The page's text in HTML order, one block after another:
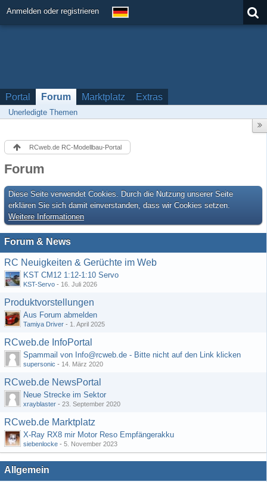
Anmelden oder registrieren
Portal Forum Marktplatz Extras
Unerledigte Themen
RCweb.de RC-Modellbau-Portal
Forum
Diese Seite verwendet Cookies. Durch die Nutzung unserer Seite
erklären Sie sich damit einverstanden, dass wir Cookies setzen.
Weitere Informationen
Forum & News
RC Neuigkeiten & Gerüchte im Web
KST CM12 1:12-1:10 Servo
KST-Servo - 16. Juli 2026
Produktvorstellungen
Aus Forum abmelden
Tamiya Driver - 1. April 2025
RCweb.de InfoPortal
Spammail von Info@rcweb.de - Bitte nicht auf den Link klicken
supersonic - 14. März 2020
RCweb.de NewsPortal
Neue Strecke im Sektor
xrayblaster - 23. September 2020
RCweb.de Marktplatz
X-Ray RX8 mir Motor Reso Empfängerakku
siebenlocke - 5. November 2023
Allgemein